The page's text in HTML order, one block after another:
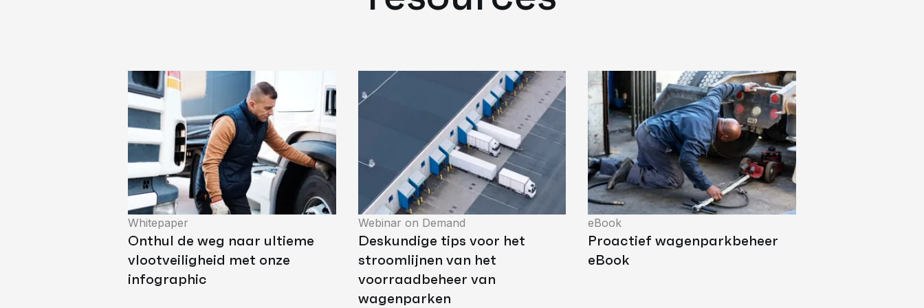
Whitepaper
Onthul de weg naar ultieme
vlootveiligheid met onze
infographic
Webinar on Demand
Deskundige tips voor het
stroomlijnen van het
voorraadbeheer van
wagenparken
eBook
Proactief wagenparkbeheer
eBook